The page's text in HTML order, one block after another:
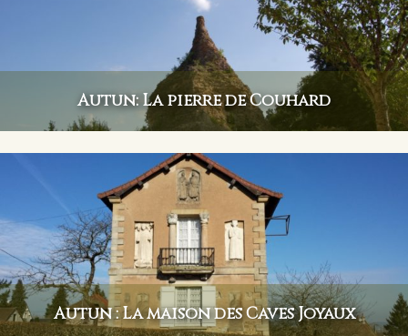
Autun: La pierre de Couhard
Autun : La maison des Caves Joyaux